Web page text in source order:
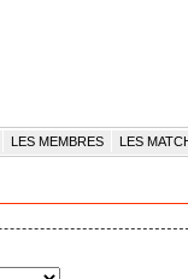
LES MEMBRES LES